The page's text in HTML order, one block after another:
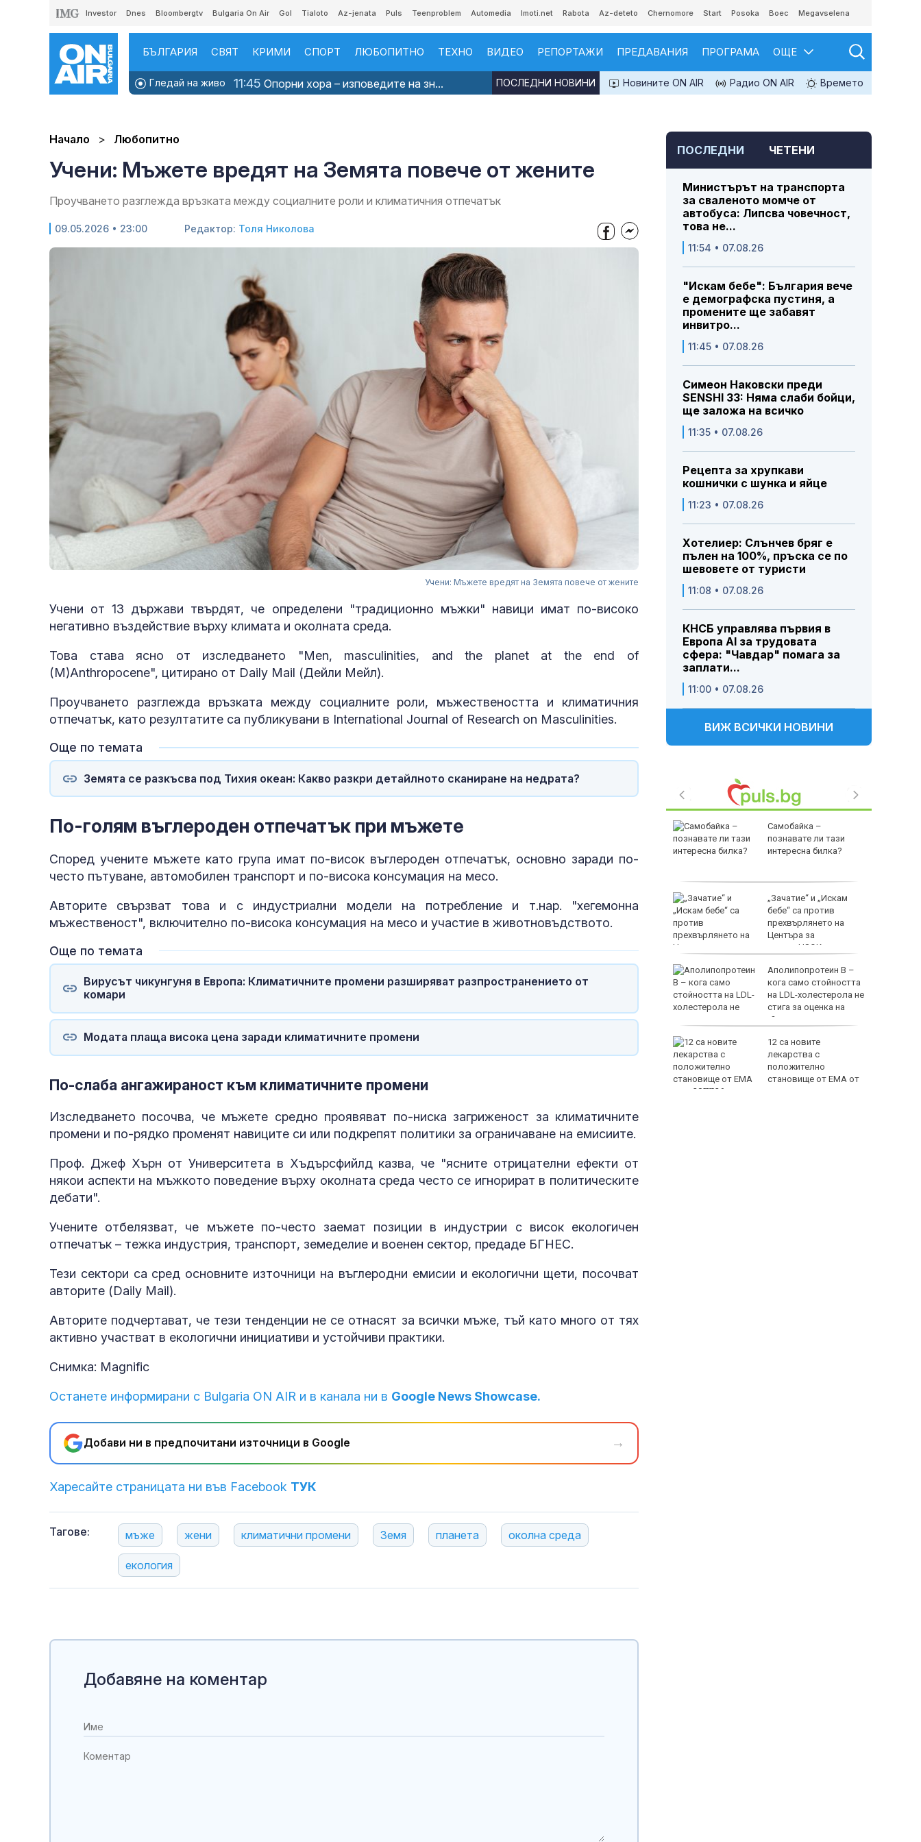
Investor Dnes Bloombergtv Bulgaria On Air Gol Tialoto Az-jenata Puls Teenproblem Automedia Imoti.net Rabota Az-deteto Chernomore Start Posoka Boec Megavselena
БЪЛГАРИЯ СВЯТ КРИМИ СПОРТ ЛЮБОПИТНО ТЕХНО ВИДЕО РЕПОРТАЖИ ПРЕДАВАНИЯ ПРОГРАМА ОЩЕ
Гледай на живо 11:45 Опорни хора – изповедите на зн... Новините ON AIR Радио ON AIR Времето
ПОСЛЕДНИ НОВИНИ
Начало Любопитно
Учени: Мъжете вредят на Земята повече от жените
Проучването разглежда връзката между социалните роли и климатичния отпечатък
09.05.2026 • 23:00 Редактор: Толя Николова
Учени: Мъжете вредят на Земята повече от жените
Учени от 13 държави твърдят, че определени "традиционно мъжки" навици имат по-високо
негативно въздействие върху климата и околната среда.
Това става ясно от изследването "Men, masculinities, and the planet at the end of
(M)Anthropocene", цитирано от Daily Mail (Дейли Мейл).
Проучването разглежда връзката между социалните роли, мъжествеността и климатичния
отпечатък, като резултатите са публикувани в International Journal of Research on Masculinities.
Още по темата
Земята се разкъсва под Тихия океан: Какво разкри детайлното сканиране на недрата?
По-голям въглероден отпечатък при мъжете
Според учените мъжете като група имат по-висок въглероден отпечатък, основно заради по-
често пътуване, автомобилен транспорт и по-висока консумация на месо.
Авторите свързват това и с индустриални модели на потребление и т.нар. "хегемонна
мъжественост", включително по-висока консумация на месо и участие в животновъдството.
Още по темата
Вирусът чикунгуня в Европа: Климатичните промени разширяват разпространението от
комари
Модата плаща висока цена заради климатичните промени
По-слаба ангажираност към климатичните промени
Изследването посочва, че мъжете средно проявяват по-ниска загриженост за климатичните
промени и по-рядко променят навиците си или подкрепят политики за ограничаване на емисиите.
Проф. Джеф Хърн от Университета в Хъдърсфийлд казва, че "ясните отрицателни ефекти от
някои аспекти на мъжкото поведение върху околната среда често се игнорират в политическите
дебати".
Учените отбелязват, че мъжете по-често заемат позиции в индустрии с висок екологичен
отпечатък – тежка индустрия, транспорт, земеделие и военен сектор, предаде БГНЕС.
Тези сектори са сред основните източници на въглеродни емисии и екологични щети, посочват
авторите (Daily Mail).
Авторите подчертават, че тези тенденции не се отнасят за всички мъже, тъй като много от тях
активно участват в екологични инициативи и устойчиви практики.
Снимка: Magnific
Останете информирани с Bulgaria ON AIR и в канала ни в Google News Showcase.
Добави ни в предпочитани източници в Google →
Харесайте страницата ни във Facebook ТУК
Тагове: мъже жени климатични промени Земя планета околна среда
екология
ПОСЛЕДНИ ЧЕТЕНИ
Министърът на транспорта
за сваленото момче от
автобуса: Липсва човечност,
това не...
11:54 • 07.08.26
"Искам бебе": България вече
е демографска пустиня, а
промените ще забавят
инвитро...
11:45 • 07.08.26
Симеон Наковски преди
SENSHI 33: Няма слаби бойци,
ще заложа на всичко
11:35 • 07.08.26
Рецепта за хрупкави
кошнички с шунка и яйце
11:23 • 07.08.26
Хотелиер: Слънчев бряг е
пълен на 100%, пръска се по
шевовете от туристи
11:08 • 07.08.26
КНСБ управлява първия в
Европа AI за трудовата
сфера: "Чавдар" помага за
заплати...
11:00 • 07.08.26
ВИЖ ВСИЧКИ НОВИНИ
заплати и трудови
права
превръща в символ:
Психолог анализира
кости в Дунав са
жена в района на
Самобайка –
познавате ли тази
интересна билка?
„Зачатие“ и „Искам
бебе“ са против
прехвърлянето на
Центъра за
асистирана репродукция към НЗОК
Аполипопротеин B –
кога само стойността
на LDL-холестерола не
стига за оценка на
сърдечносъдовия риск?
12 са новите
лекарства с
положително
становище от ЕМА от
юли 2026 г.
Добавяне на коментар